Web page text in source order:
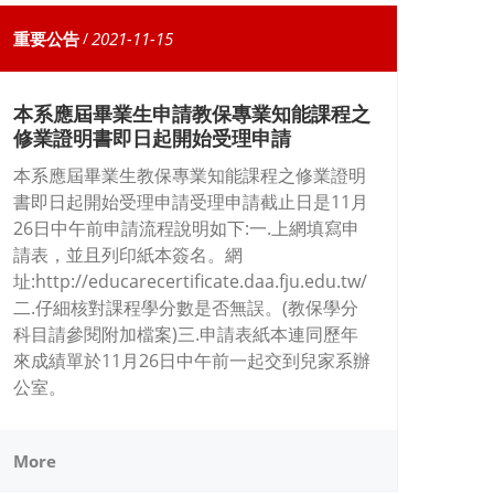
重要公告/2021-11-15
本系應屆畢業生申請教保專業知能課程之
修業證明書即日起開始受理申請
本系應屆畢業生教保專業知能課程之修業證明
書即日起開始受理申請受理申請截止日是11月
26日中午前申請流程說明如下:一.上網填寫申
請表，並且列印紙本簽名。網
址:http://educarecertificate.daa.fju.edu.tw/
二.仔細核對課程學分數是否無誤。(教保學分
科目請參閱附加檔案)三.申請表紙本連同歷年
來成績單於11月26日中午前一起交到兒家系辦
公室。
More